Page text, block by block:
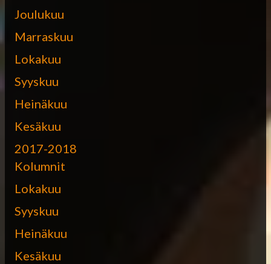
Joulukuu
Marraskuu
Lokakuu
Syyskuu
Heinäkuu
Kesäkuu
2017-2018
Kolumnit
Lokakuu
Syyskuu
Heinäkuu
Kesäkuu